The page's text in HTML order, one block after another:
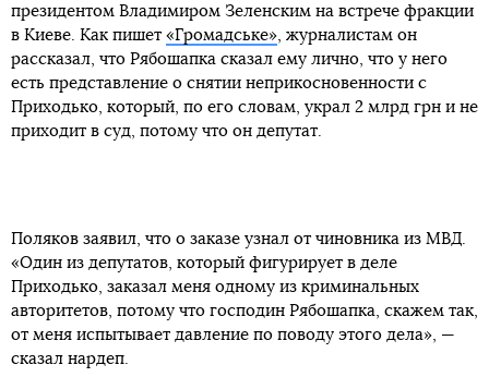
президентом Владимиром Зеленским на встрече фракции
в Киеве. Как пишет «Громадське» , журналистам он
рассказал, что Рябошапка сказал ему лично, что у него
есть представление о снятии неприкосновенности с
Приходько, который, по его словам, украл 2 млрд грн и не
приходит в суд, потому что он депутат.
Поляков заявил, что о заказе узнал от чиновника из МВД.
«Один из депутатов, который фигурирует в деле
Приходько, заказал меня одному из криминальных
авторитетов, потому что господин Рябошапка, скажем так,
от меня испытывает давление по поводу этого дела», —
сказал нардеп.